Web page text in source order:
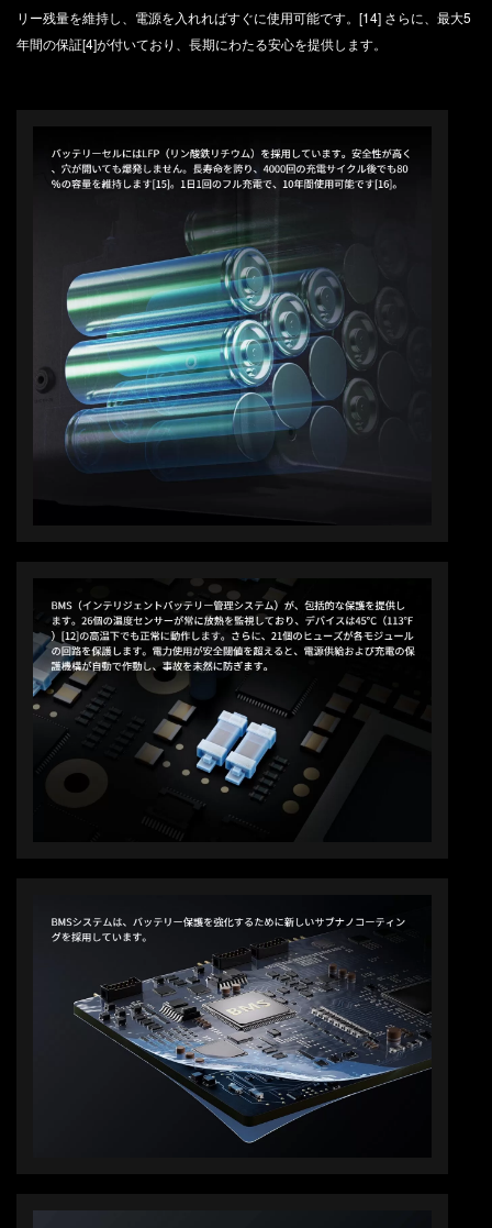
リー残量を維持し、電源を入れればすぐに使用可能です。[14] さらに、最大5
年間の保証[4]が付いており、長期にわたる安心を提供します。